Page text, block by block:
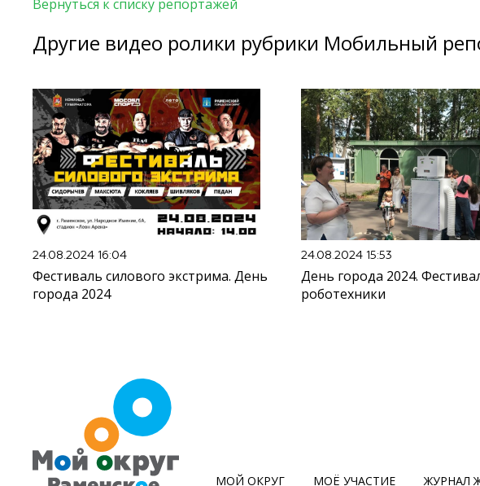
Вернуться к списку репортажей
Другие видео ролики рубрики Мобильный
24.08.2024 16:04
Фестиваль силового экстрима. День
города 2024
24.08.2024 15:53
День города 2024.
роботехники
МОЙ ОКРУГ МОЁ УЧАСТИЕ ЖУРНАЛ